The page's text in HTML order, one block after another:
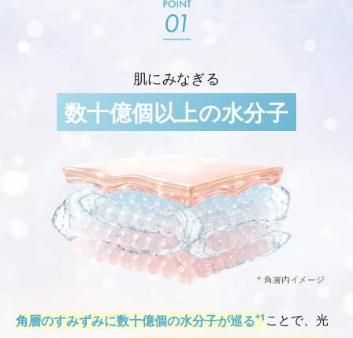
肌にみなぎる
数十億個以上の水分子
角層のすみずみに数十億個の水分子が巡る*1 ことで、光